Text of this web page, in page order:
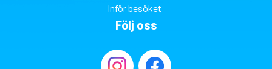
Inför besöket
Följ oss